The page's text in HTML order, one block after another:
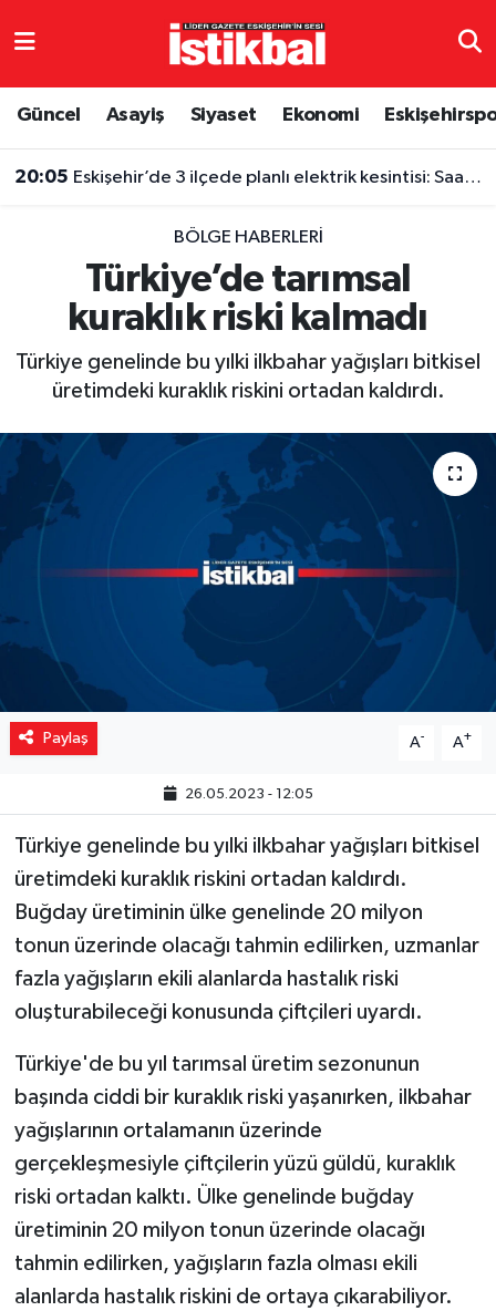
Güncel Asayiş Siyaset Ekonomi
20:05 Eskişehir’de 3 ilçede planlı elektrik kesintisi: Saatler belli oldu
BÖLGE HABERLERI
Türkiye’de tarımsal
kuraklık riski kalmadı
Türkiye genelinde bu yılki ilkbahar yağışları bitkisel
üretimdeki kuraklık riskini ortadan kaldırdı.
Paylaş A- A+
26.05.2023 - 12:05
Türkiye genelinde bu yılki ilkbahar yağışları bitkisel
üretimdeki kuraklık riskini ortadan kaldırdı.
Buğday üretiminin ülke genelinde 20 milyon
tonun üzerinde olacağı tahmin edilirken, uzmanlar
fazla yağışların ekili alanlarda hastalık riski
oluşturabileceği konusunda çiftçileri uyardı.
Türkiye'de bu yıl tarımsal üretim sezonunun
başında ciddi bir kuraklık riski yaşanırken, ilkbahar
yağışlarının ortalamanın üzerinde
gerçekleşmesiyle çiftçilerin yüzü güldü, kuraklık
riski ortadan kalktı. Ülke genelinde buğday
üretiminin 20 milyon tonun üzerinde olacağı
tahmin edilirken, yağışların fazla olması ekili
alanlarda hastalık riskini de ortaya çıkarabiliyor.
Eskişehirspor
Spor
Eğitim
Sağlık
Eskişehir Nöbetçi Eczaneler
TFF 3.Lig 4.Grup Puan Durumu ve Fikstür
Tüm Manşetler
Haber Arşivi